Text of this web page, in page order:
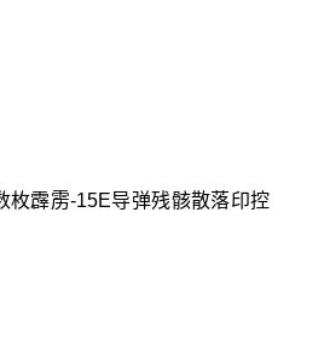
霹雳-15E导弹残骸散落印控